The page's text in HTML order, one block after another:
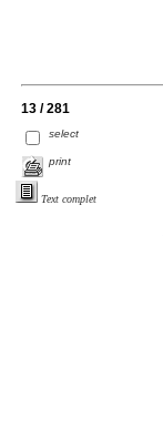
13 / 281
select
print
Text complet